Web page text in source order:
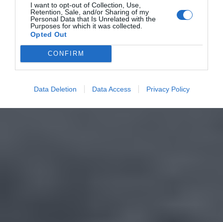
I want to opt-out of Collection, Use,
Retention, Sale, and/or Sharing of my
Personal Data that Is Unrelated with the
Purposes for which it was collected.
Opted Out
CONFIRM
Data Deletion Data Access Privacy Policy